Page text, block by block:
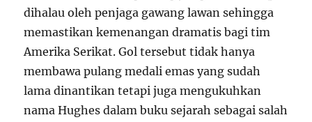
dihalau oleh penjaga gawang lawan sehingga
memastikan kemenangan dramatis bagi tim
Amerika Serikat. Gol tersebut tidak hanya
membawa pulang medali emas yang sudah
lama dinantikan tetapi juga mengukuhkan
nama Hughes dalam buku sejarah sebagai salah